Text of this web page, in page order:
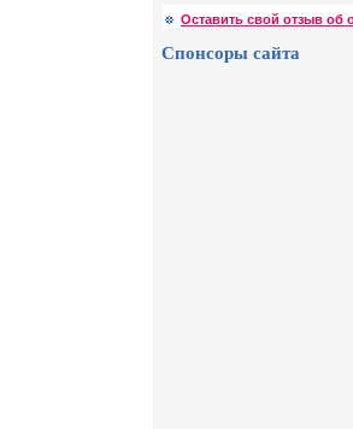
Оставить свой отзыв об
Спонсоры сайта